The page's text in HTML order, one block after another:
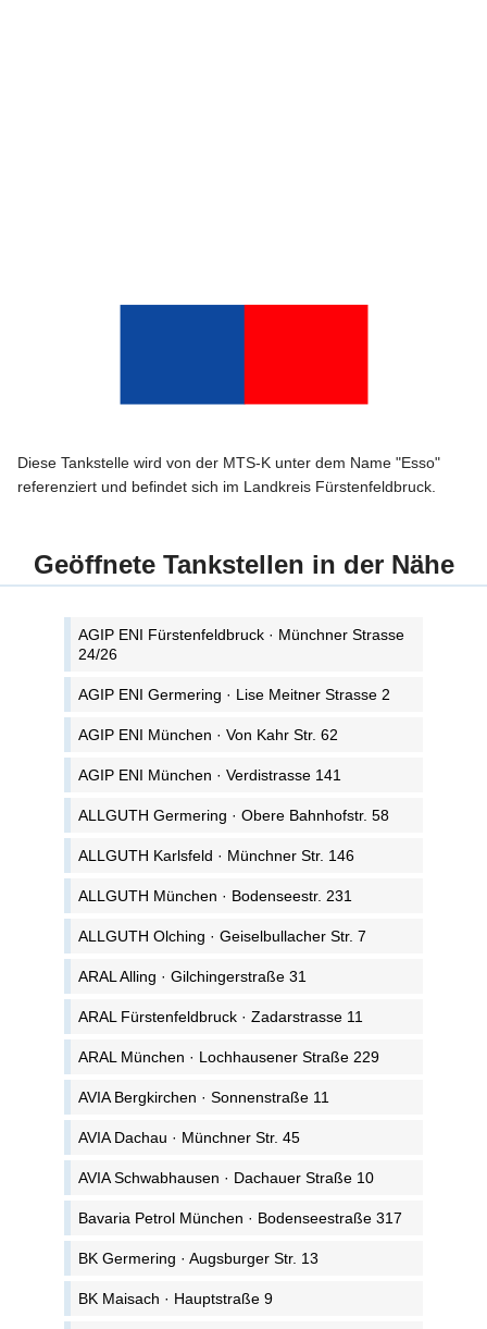
Diese Tankstelle wird von der MTS-K unter dem Name "Esso"
referenziert und befindet sich im Landkreis Fürstenfeldbruck.
Geöffnete Tankstellen in der Nähe
AGIP ENI Fürstenfeldbruck · Münchner Strasse
24/26
AGIP ENI Germering · Lise Meitner Strasse 2
AGIP ENI München · Von Kahr Str. 62
AGIP ENI München · Verdistrasse 141
ALLGUTH Germering · Obere Bahnhofstr. 58
ALLGUTH Karlsfeld · Münchner Str. 146
ALLGUTH München · Bodenseestr. 231
ALLGUTH Olching · Geiselbullacher Str. 7
ARAL Alling · Gilchingerstraße 31
ARAL Fürstenfeldbruck · Zadarstrasse 11
ARAL München · Lochhausener Straße 229
AVIA Bergkirchen · Sonnenstraße 11
AVIA Dachau · Münchner Str. 45
AVIA Schwabhausen · Dachauer Straße 10
Bavaria Petrol München · Bodenseestraße 317
BK Germering · Augsburger Str. 13
BK Maisach · Hauptstraße 9